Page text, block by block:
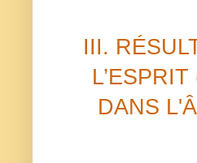
III.
DANS